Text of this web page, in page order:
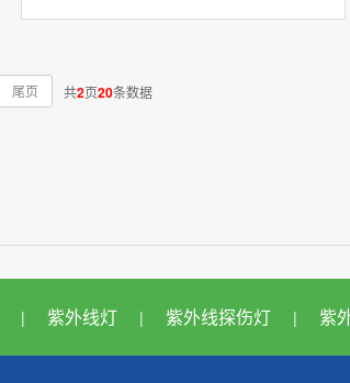
尾页 共2页20条数据
| 紫外线灯 | 紫外线探伤灯 | 紫